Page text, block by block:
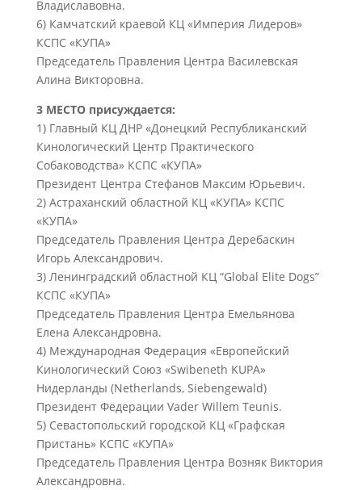
Владиславовна.
6) Камчатский краевой КЦ «Империя Лидеров»
КСПС «КУПА»
Председатель Правления Центра Василевская
Алина Викторовна.
3 МЕСТО присуждается:
1) Главный КЦ ДНР «Донецкий Республиканский
Кинологический Центр Практического
Собаководства» КСПС «КУПА»
Президент Центра Стефанов Максим Юрьевич.
2) Астраханский областной КЦ «КУПА» КСПС
«КУПА»
Председатель Правления Центра Деребаскин
Игорь Александрович.
3) Ленинградский областной КЦ “Global Elite Dogs”
КСПС «КУПА»
Председатель Правления Центра Емельянова
Елена Александровна.
4) Международная Федерация «Европейский
Кинологический Союз «Swibeneth KUPA»
Нидерланды (Netherlands, Siebengewald)
Президент Федерации Vader Willem Teunis.
5) Севастопольский городской КЦ «Графская
Пристань» КСПС «КУПА»
Председатель Правления Центра Возняк Виктория
Александровна.